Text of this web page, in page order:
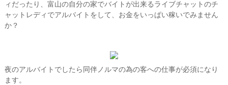
ィだったり、富山の自分の家でバイトが出来るライブチャットのチ
ャットレディでアルバイトをして、お金をいっぱい稼いでみません
か？
夜のアルバイトでしたら同伴ノルマの為の客への仕事が必須になり
ます。